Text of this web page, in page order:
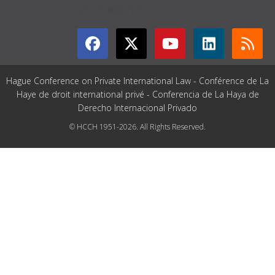
Hague Conference on Private International Law - Conférence de La
Haye de droit international privé - Conferencia de La Haya de
Derecho Internacional Privado
© HCCH 1951-2026. All Rights Reserved.